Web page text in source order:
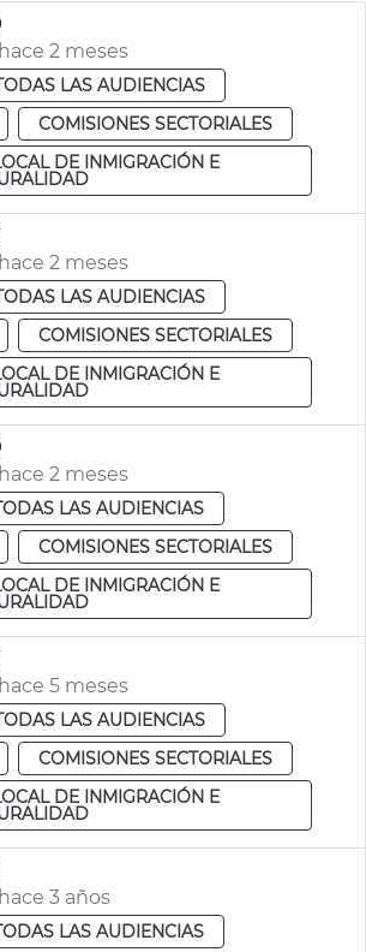
2 meses
LAS AUDIENCIAS
COMISIONES SECTORIALES
DE INMIGRACIÓN E
2 meses
LAS AUDIENCIAS
COMISIONES SECTORIALES
DE INMIGRACIÓN E
2 meses
LAS AUDIENCIAS
COMISIONES SECTORIALES
DE INMIGRACIÓN E
5 meses
LAS AUDIENCIAS
COMISIONES SECTORIALES
DE INMIGRACIÓN E
3 años
LAS AUDIENCIAS